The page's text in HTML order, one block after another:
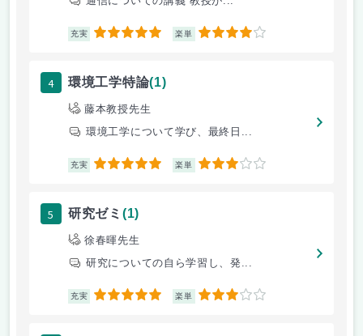
充実 5 楽単 4
4 環境工学特論(1)
藤本教授先生
環境工学について学び、最終日...
充実 5 楽単 3
5 研究ゼミ (1)
徐春暉先生
研究についての自ら学習し、発...
充実 5 楽単 3